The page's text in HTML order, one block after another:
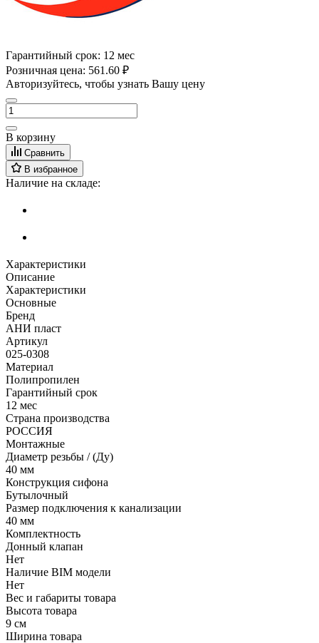
Гарантийный срок: 12 мес
Розничная цена: 561.60 ₽
Авторизуйтесь, чтобы узнать Вашу цену
В корзину
Сравнить
В избранное
Наличие на складе:
Характеристики
Описание
Характеристики
Основные
Бренд
АНИ пласт
Артикул
025-0308
Материал
Полипропилен
Гарантийный срок
12 мес
Страна производства
РОССИЯ
Монтажные
Диаметр резьбы / (Ду)
40 мм
Конструкция сифона
Бутылочный
Размер подключения к канализации
40 мм
Комплектность
Донный клапан
Нет
Наличие BIM модели
Нет
Вес и габариты товара
Высота товара
9 см
Ширина товара